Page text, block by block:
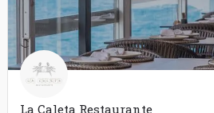
La Caleta Restaurante